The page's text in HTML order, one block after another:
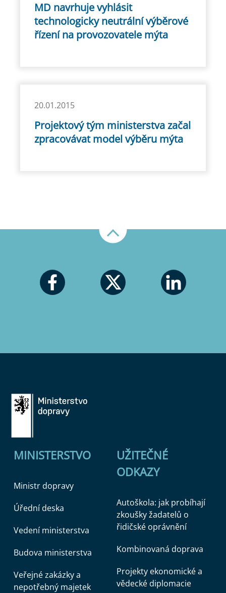
MD navrhuje vyhlásit
technologicky neutrální výběrové
řízení na provozovatele mýta
20.01.2015
Projektový tým ministerstva začal
zpracovávat model výběru mýta
MINISTERSTVO
Ministr dopravy
Úřední deska
Vedení ministerstva
Budova ministerstva
Veřejné zakázky a
nepotřebný majetek
UŽITEČNÉ
ODKAZY
Autoškola: jak probíhají
zkoušky žadatelů o
řidičské oprávnění
Kombinovaná doprava
Projekty ekonomické a
vědecké diplomacie